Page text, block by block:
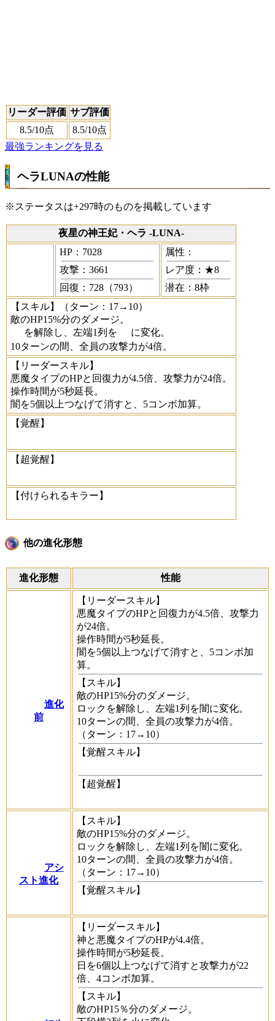
リーダー評価 サブ評価
8.5/10点 8.5/10点
最強ランキングを見る
ヘラLUNAの性能
※ステータスは+297時のものを掲載しています
夜星の神王妃・ヘラ -LUNA-
HP：7028
攻撃：3661
回復：728（793）
属性：
レア度：★8
潜在：8枠
【スキル】
（ターン：17→10）
敵のHP15%分のダメージ。
を解除し、左端1列を
に変化。
10ターンの間、全員の攻撃力が4倍。
【リーダースキル】
悪魔タイプのHPと回復力が4.5倍、攻撃力が24倍。
操作時間が5秒延長。
闇を5個以上つなげて消すと、5コンボ加算。
【覚醒】
【超覚醒】
【付けられるキラー】
他の進化形態
進化形態 性能
進化
前
【リーダースキル】
悪魔タイプのHPと回復力が4.5倍、攻撃力
が24倍。
操作時間が5秒延長。
闇を5個以上つなげて消すと、5コンボ加
算。
【スキル】
敵のHP15%分のダメージ。
ロックを解除し、左端1列を闇に変化。
10ターンの間、全員の攻撃力が4倍。
（ターン：17→10）
【覚醒スキル】
【超覚醒】
アシ
スト進化
【スキル】
敵のHP15%分のダメージ。
ロックを解除し、左端1列を闇に変化。
10ターンの間、全員の攻撃力が4倍。
（ターン：17→10）
【覚醒スキル】
【リーダースキル】
神と悪魔タイプのHPが4.4倍。
操作時間が5秒延長。
日を6個以上つなげて消すと攻撃力が22
倍、4コンボ加算。
【スキル】
敵のHP15％分のダメージ。